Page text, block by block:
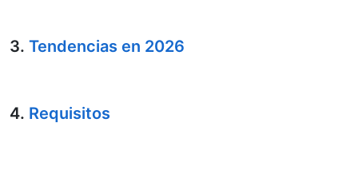
3. Tendencias en 2026
4. Requisitos